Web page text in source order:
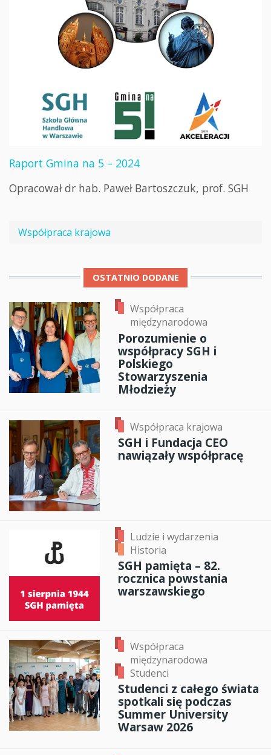
Raport Gmina na 5 – 2024
Opracował dr hab. Paweł Bartoszczuk, prof. SGH
Współpraca krajowa
OSTATNIO DODANE
Współpraca
międzynarodowa
Porozumienie o
współpracy SGH i
Polskiego
Stowarzyszenia
Młodzieży
Współpraca krajowa
SGH i Fundacja CEO
nawiązały współpracę
Ludzie i wydarzenia
Historia
SGH pamięta – 82.
rocznica powstania
warszawskiego
Współpraca
międzynarodowa
Studenci
Studenci z całego świata
spotkali się podczas
Summer University
Warsaw 2026